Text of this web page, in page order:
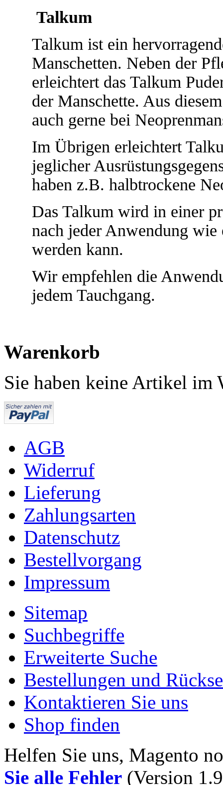
Talkum
Talkum ist ein
Manschetten. Neben der
erleichtert das Talkum
der Manschette. Aus
auch gerne bei
Im Übrigen erleichtert
jeglicher
haben z.B. halbtrockene
Das Talkum wird in einer
nach jeder Anwendung wie
werden kann.
Wir empfehlen die
jedem Tauchgang.
Warenkorb
Sie haben keine Artikel im
AGB
Widerruf
Lieferung
Zahlungsarten
Datenschutz
Bestellvorgang
Impressum
Sitemap
Suchbegriffe
Erweiterte Suche
Bestellungen und
Kontaktieren Sie uns
Shop finden
Helfen Sie uns, Magento
Sie alle Fehler (Version